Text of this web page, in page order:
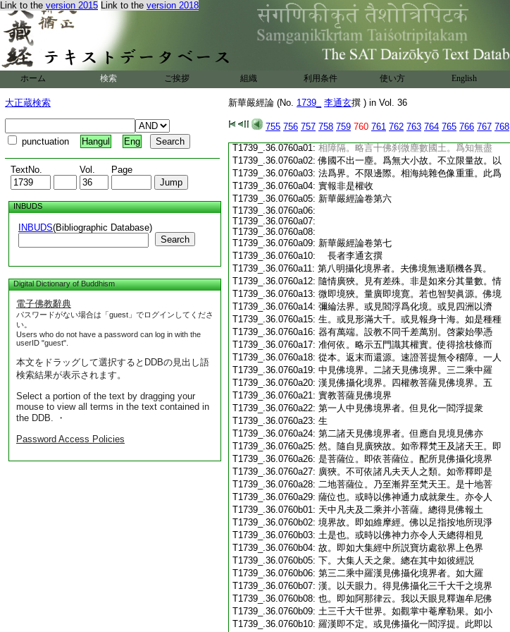
Link to the version 2015 Link to the version 2018
ホーム 検索 ご挨拶 組織 利用条件 使い方 English
大正蔵検索
punctuation Hangul Eng
TextNo. Vol. Page
INBUDS
INBUDS(Bibliographic Database)
Search
Digital Dictionary of Buddhism
電子佛教辭典
パスワードがない場合は「guest」でログインしてくださ
い。
Users who do not have a password can log in with the
userID "guest".
本文をドラッグして選択するとDDBの見出し語
検索結果が表示されます。
Select a portion of the text by dragging your
mouse to view all terms in the text contained in
the DDB. ・
Password Access Policies
新華嚴經論 (No. 1739_ 李通玄撰 ) in Vol. 36
755 756 757 758 759 760 761 762 763 764 765 766 767 768
T1739_.36.0759c19:第八靈山會所指淨土者。此引三乘中權教
T1739_.36.0759c20: 菩薩染淨未亡者。令知此土即穢恒淨。諸衆
T1739_.36.0759c21:信可未能自見。是實非權。信而未見
T1739_.36.0759c22:
第九唯心淨土者。自證自心當體無心。性唯
眞智不念淨穢。稱眞任性心無恚癡。無貪瞋
T1739_.36.0759c24:癡。任大悲智安樂衆生。是實淨土。以自淨故
T1739_.36.0759c25:教化衆生令他亦淨故。是故維摩經云。唯其
T1739_.36.0759c26:
心淨即佛國淨。欲生淨土當淨其心
T1739_.36.0759c27:第十毘盧遮那所居淨土者。即十佛刹微塵
T1739_.36.0759c28: 數蓮華藏佛國土。總含淨穢。無穢無淨。無有
T1739_.36.0760a01: 相障隔。略言十佛刹微塵數國土。爲知無盡
T1739_.36.0760a02:佛國不出一塵。爲無大小故。不立限量故。以
T1739_.36.0760a03: 法爲界。不限邊際。相海純雜色像重重。此爲
T1739_.36.0760a04: 實報非是權收
T1739_.36.0760a05: 新華嚴經論卷第六
T1739_.36.0760a06:
T1739_.36.0760a07:
T1739_.36.0760a08:
T1739_.36.0760a09: 新華嚴經論卷第七
T1739_.36.0760a10:
長者李通玄撰
T1739_.36.0760a11: 第八明攝化境界者。夫佛境無邊順機各異。
T1739_.36.0760a12: 隨情廣狹。見有差殊。非是如來分其量數。情
T1739_.36.0760a13: 微即境狹。量廣即境寛。若也智契眞源。佛境
T1739_.36.0760a14: 彌綸法界。或見閻浮爲化境。或見四洲以濟
T1739_.36.0760a15: 生。或見形滿大千。或見報身十海。如是種種
T1739_.36.0760a16: 器有萬端。設教不同千差萬別。啓蒙始學憑
T1739_.36.0760a17: 准何依。略示五門識其權實。使得捨枝條而
T1739_.36.0760a18: 從本。返末而還源。速證菩提無令稽障。一人
T1739_.36.0760a19: 中見佛境界。二諸天見佛境界。三二乘中羅
T1739_.36.0760a20: 漢見佛攝化境界。四權教菩薩見佛境界。五
T1739_.36.0760a21: 實教菩薩見佛境界
T1739_.36.0760a22: 第一人中見佛境界者。但見化一閻浮提衆
T1739_.36.0760a23: 生
T1739_.36.0760a24: 第二諸天見佛境界者。但應自見境見佛亦
T1739_.36.0760a25: 然。隨自見廣狹故。如帝釋梵王及諸天王。即
T1739_.36.0760a26: 是菩薩位。即依菩薩位。配所見佛攝化境界
T1739_.36.0760a27: 廣狹。不可依諸凡夫天人之類。如帝釋即是
T1739_.36.0760a28: 二地菩薩位。乃至漸昇至梵天王。是十地菩
T1739_.36.0760a29: 薩位也。或時以佛神通力成就衆生。亦令人
T1739_.36.0760b01: 天中凡夫及二乘并小菩薩。總得見佛報土
T1739_.36.0760b02: 境界故。即如維摩經。佛以足指按地所現淨
T1739_.36.0760b03: 土是也。或時以佛神力亦令人天總得相見
T1739_.36.0760b04: 故。即如大集經中所説寶坊處欲界上色界
T1739_.36.0760b05: 下。大集人天之衆。總在其中如彼經説
T1739_.36.0760b06: 第三二乘中羅漢見佛攝化境界者。如大羅
T1739_.36.0760b07: 漢。以天眼力。得見佛攝化三千大千之境界
T1739_.36.0760b08: 也。即如阿那律云。我以天眼見釋迦牟尼佛
T1739_.36.0760b09: 土三千大千世界。如觀掌中菴摩勒果。如小
T1739_.36.0760b10: 羅漢即不定。或見佛攝化一閻浮提。此即以